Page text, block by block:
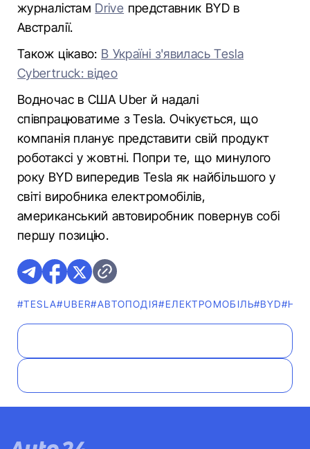
журналістам Drive представник BYD в
Австралії.
Також цікаво: В Україні з'явилась Tesla
Cybertruck: відео
Водночас в США Uber й надалі
співпрацюватиме з Tesla. Очікується, що
компанія планує представити свій продукт
роботаксі у жовтні. Попри те, що минулого
року BYD випередив Tesla як найбільшого у
світі виробника електромобілів,
американський автовиробник повернув собі
першу позицію.
#TESLA#UBER#АВТОПОДІЯ#ЕЛЕКТРОМОБІЛЬ#BYD